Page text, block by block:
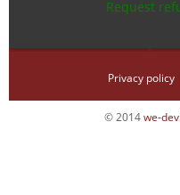
Request
Privacy policy
© 2014we-